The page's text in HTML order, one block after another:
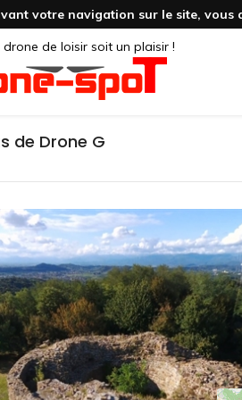
votre navigation sur le site, vous
de loisir soit un plaisir !
de Drone G